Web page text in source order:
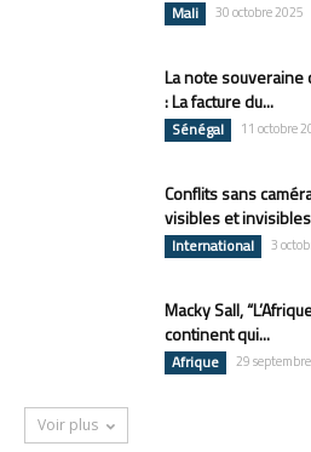
Mali 30 octobre 2025
La note souveraine
: La facture du...
Sénégal 11 octobre
Conflits sans
visibles et invisibles
International 3
Macky Sall,
continent qui...
Afrique 29
Voir plus